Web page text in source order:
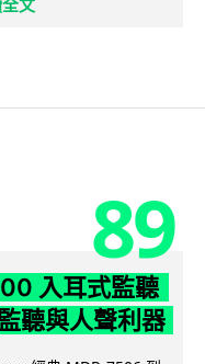
89
入耳式監聽
聽與人聲利器